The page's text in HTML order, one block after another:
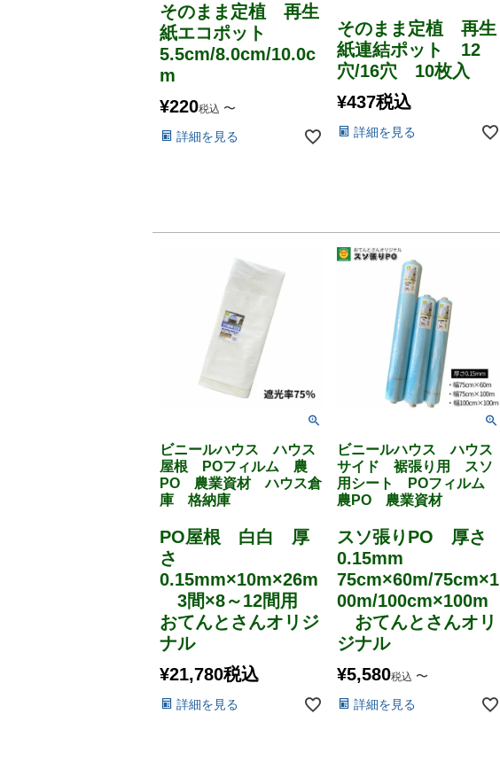
そのまま定植 再生
紙エコポット
5.5cm/8.0cm/10.0c
m
¥220税込 〜
詳細を見る
そのまま定植 再生
紙連結ポット 12
穴/16穴 10枚入
¥437税込
詳細を見る
ビニールハウス ハウス
屋根 POフィルム 農
PO 農業資材 ハウス倉
庫 格納庫
PO屋根 白白 厚
さ
0.15mm×10m×26m
3間×8～12間用
おてんとさんオリジ
ナル
¥21,780税込
詳細を見る
ビニールハウス ハウス
サイド 裾張り用 スソ
用シート POフィルム
農PO 農業資材
スソ張りPO 厚さ
0.15mm
75cm×60m/75cm×1
00m/100cm×100m
おてんとさんオリ
ジナル
¥5,580税込 〜
詳細を見る